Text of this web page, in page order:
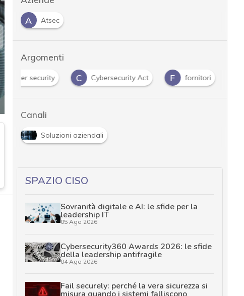
A
Atsec
Argomenti
Cyber security C Cybersecurity Act F fornitori
Canali
Soluzioni aziendali
SPAZIO CISO
Sovranità digitale e AI: le sfide per la
leadership IT
05 Ago 2026
Cybersecurity360 Awards 2026: le sfide
della leadership antifragile
04 Ago 2026
Fail securely: perché la vera sicurezza si